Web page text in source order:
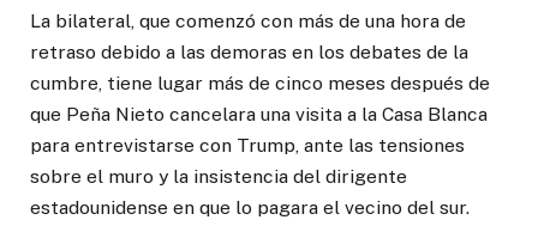
La bilateral, que comenzó con más de una hora de
retraso debido a las demoras en los debates de la
cumbre, tiene lugar más de cinco meses después de
que Peña Nieto cancelara una visita a la Casa Blanca
para entrevistarse con Trump, ante las tensiones
sobre el muro y la insistencia del dirigente
estadounidense en que lo pagara el vecino del sur.